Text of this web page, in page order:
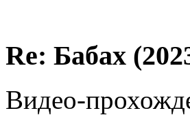
Re: Бабах
Видео-